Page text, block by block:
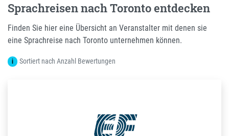
Sprachreisen nach Toronto entdecken
Finden Sie hier eine Übersicht an Veranstalter mit denen sie
eine Sprachreise nach Toronto unternehmen können.
i Sortiert nach Anzahl Bewertungen